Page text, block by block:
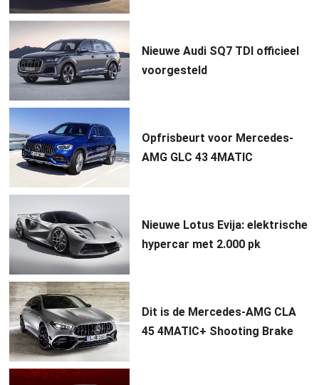
Nieuwe Audi SQ7 TDI officieel
voorgesteld
Opfrisbeurt voor Mercedes-
AMG GLC 43 4MATIC
Nieuwe Lotus Evija: elektrische
hypercar met 2.000 pk
Dit is de Mercedes-AMG CLA
45 4MATIC+ Shooting Brake